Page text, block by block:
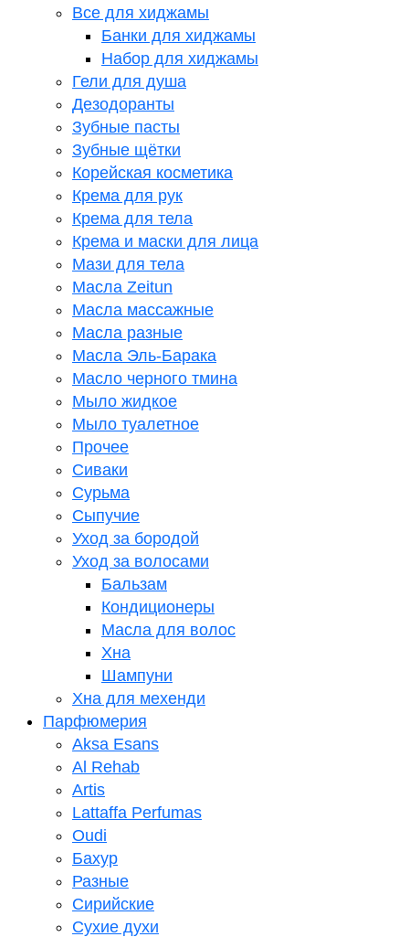
Все для хиджамы
Банки для хиджамы
Набор для хиджамы
Гели для душа
Дезодоранты
Зубные пасты
Зубные щётки
Корейская косметика
Крема для рук
Крема для тела
Крема и маски для лица
Мази для тела
Масла Zeitun
Масла массажные
Масла разные
Масла Эль-Барака
Масло черного тмина
Мыло жидкое
Мыло туалетное
Прочее
Сиваки
Сурьма
Сыпучие
Уход за бородой
Уход за волосами
Бальзам
Кондиционеры
Масла для волос
Хна
Шампуни
Хна для мехенди
Парфюмерия
Aksa Esans
Al Rehab
Artis
Lattaffa Perfumas
Oudi
Бахур
Разные
Сирийские
Сухие духи